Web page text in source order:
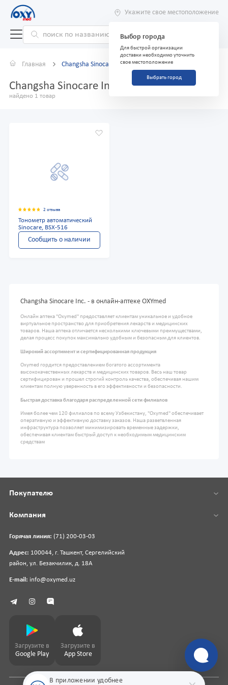
Укажите свое местоположение
Выбор города
Для быстрой организации
доставки необходимо уточнить
свое местоположение
Выбрать город
Главная Changsha Sinocare Inc.
Changsha Sinocare Inc.
найдено 1 товар
2 отзыва
Тонометр автоматический
Sinocare, BSX-516
Сообщить о наличии
Changsha Sinocare Inc. - в онлайн-аптеке OXYmed
Онлайн аптека "Oxymed" предоставляет клиентам уникальное и удобное
виртуальное пространство для приобретения лекарств и медицинских
товаров. Наша аптека отличается несколькими ключевыми преимуществами,
делая процесс покупок максимально удобным и безопасным для клиентов.
Широкий ассортимент и сертифицированная продукция
Oxymed гордится предоставлением богатого ассортимента
высококачественных лекарств и медицинских товаров. Весь наш товар
сертифицирован и прошел строгий контроль качества, обеспечивая нашим
клиентам полную уверенность в его эффективности и безопасности.
Быстрая доставка благодаря распределенной сети филиалов
Имея более чем 120 филиалов по всему Узбекистану, "Oxymed" обеспечивает
оперативную и эффективную доставку заказов. Наша разветвленная
инфраструктура позволяет минимизировать временные задержки,
обеспечивая клиентам быстрый доступ к необходимым медицинским
средствам
В приложении удобнее
Горячая линия: (71) 200-03-03
Адрес: 100044, г. Ташкент, Сергелийский
район, ул. Безакчилик, д. 18А
E-mail: info@oxymed.uz
Покупателю
Компания
Загрузите в
Google Play
Загрузите в
App Store